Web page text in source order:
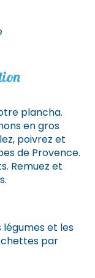
plancha.
en gros
poivrez et
de Provence.
Remuez et
légumes et les
par